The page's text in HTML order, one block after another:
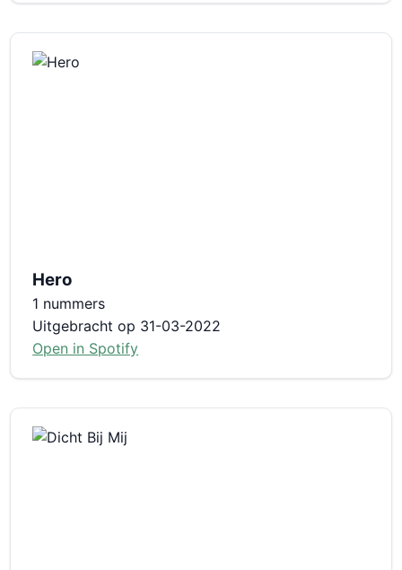
Hero
1 nummers
Uitgebracht op 31-03-2022
Open in Spotify